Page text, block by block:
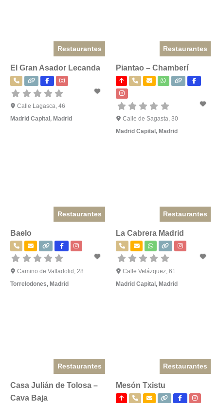
Restaurantes
El Gran Asador Lecanda
Calle Lagasca, 46
Madrid Capital , Madrid
Restaurantes
Piantao – Chamberí
Calle de Sagasta, 30
Madrid Capital , Madrid
Restaurantes
Baelo
Camino de Valladolid, 28
Torrelodones, Madrid
Restaurantes
La Cabrera Madrid
Calle Velázquez, 61
Madrid Capital,Madrid
Restaurantes
Casa Julián de Tolosa –
Cava Baja
Restaurantes
Mesón Txistu